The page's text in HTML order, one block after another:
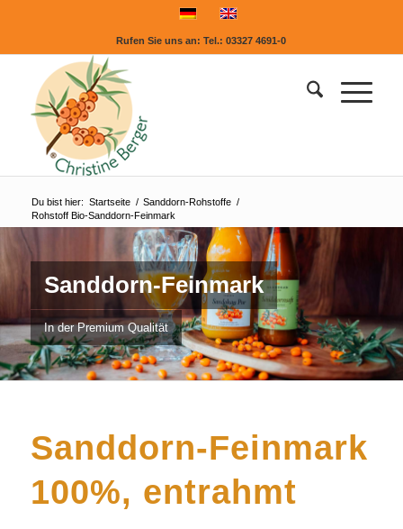
Rufen Sie uns an:Tel.: 03327 4691-0
Du bist hier: Startseite / Sanddorn-Rohstoffe /
Rohstoff Bio-Sanddorn-Feinmark
Sanddorn-Feinmark
In der Premium Qualität
Sanddorn-Feinmark
100%, entrahmt